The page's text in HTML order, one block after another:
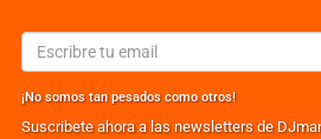
¡No somos tan pesados como otros!
Suscribete ahora a las newsletters de